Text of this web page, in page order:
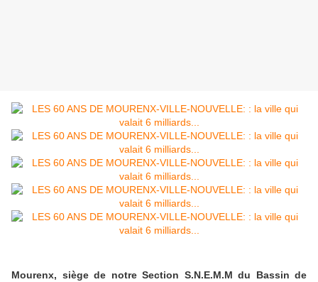
Mourenx, siège de notre Section S.N.E.M.M du Bassin de